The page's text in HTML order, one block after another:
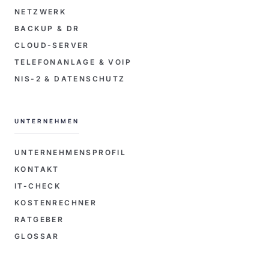
NETZWERK
BACKUP & DR
CLOUD-SERVER
TELEFONANLAGE & VOIP
NIS-2 & DATENSCHUTZ
UNTERNEHMEN
UNTERNEHMENSPROFIL
KONTAKT
IT-CHECK
KOSTENRECHNER
RATGEBER
GLOSSAR